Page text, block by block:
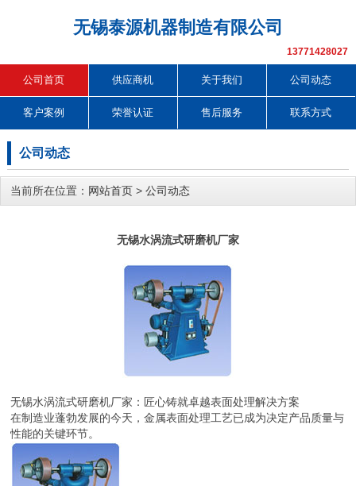
无锡泰源机器制造有限公司
13771428027
公司首页 供应商机 关于我们 公司动态
客户案例 荣誉认证 售后服务 联系方式
公司动态
当前所在位置： 网站首页 > 公司动态
无锡水涡流式研磨机厂家
无锡水涡流式研磨机厂家：匠心铸就卓越表面处理解决方案
在制造业蓬勃发展的今天，金属表面处理工艺已成为决定产品质量与
性能的关键环节。